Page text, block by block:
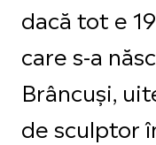
dacă tot e
care s-a
Brâncuși,
de sculptor